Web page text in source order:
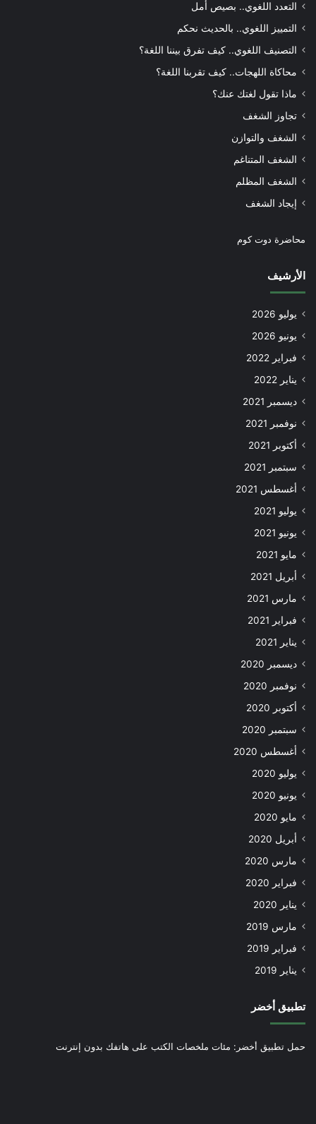
التعدد اللغوي.. بصيص أمل
التمييز اللغوي.. بالحديث نحكم
التصنيف اللغوي.. كيف تفرق بيننا اللغة؟
محاكاة اللهجات.. كيف تقربنا اللغة؟
ماذا تقول لغتك عنك؟
تجاوز الشغف
الشغف والتوازن
الشغف المتناغم
الشغف المظلم
إيجاد الشغف
محاضرة دوت كوم
الأرشيف
يوليو 2026
يونيو 2026
فبراير 2022
يناير 2022
ديسمبر 2021
نوفمبر 2021
أكتوبر 2021
سبتمبر 2021
أغسطس 2021
يوليو 2021
يونيو 2021
مايو 2021
أبريل 2021
مارس 2021
فبراير 2021
يناير 2021
ديسمبر 2020
نوفمبر 2020
أكتوبر 2020
سبتمبر 2020
أغسطس 2020
يوليو 2020
يونيو 2020
مايو 2020
أبريل 2020
مارس 2020
فبراير 2020
يناير 2020
مارس 2019
فبراير 2019
يناير 2019
تطبيق أخضر
حمل تطبيق أخضر: مئات ملخصات الكتب على هاتفك بدون إنترنت